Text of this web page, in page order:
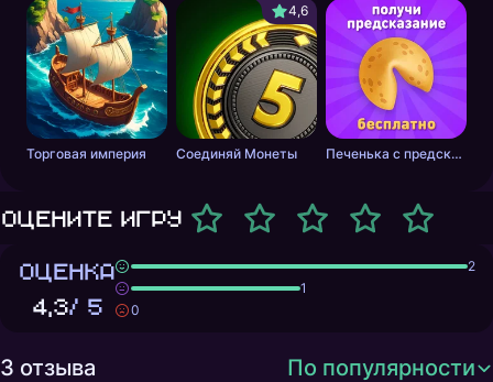
Торговая империя
4,6
Соединяй Монеты Печенька с предсказанием
Оцените игру
ОЦЕНКА
4,3/ 5
2
1
0
3 отзыва По популярности